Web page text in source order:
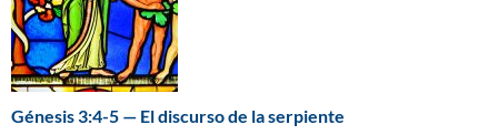
Génesis 3:4-5 — El discurso de la serpiente